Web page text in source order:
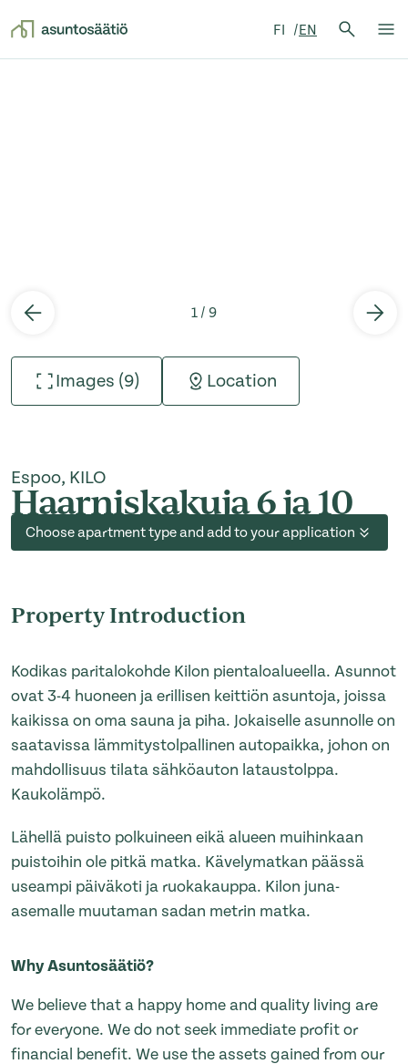
FI EN
Search
1 / 9
Images (9) Location
Espoo, KILO
Haarniskakuja 6 ja 10
Choose apartment type and add to your application
Property Introduction
Kodikas paritalokohde Kilon pientaloalueella. Asunnot
ovat 3-4 huoneen ja erillisen keittiön asuntoja, joissa
kaikissa on oma sauna ja piha. Jokaiselle asunnolle on
saatavissa lämmitystolpallinen autopaikka, johon on
mahdollisuus tilata sähköauton lataustolppa.
Kaukolämpö.
Lähellä puisto polkuineen eikä alueen muihinkaan
puistoihin ole pitkä matka. Kävelymatkan päässä
useampi päiväkoti ja ruokakauppa. Kilon juna-
asemalle muutaman sadan metrin matka.
Why Asuntosäätiö?
We believe that a happy home and quality living are
for everyone. We do not seek immediate profit or
financial benefit. We use the assets gained from our